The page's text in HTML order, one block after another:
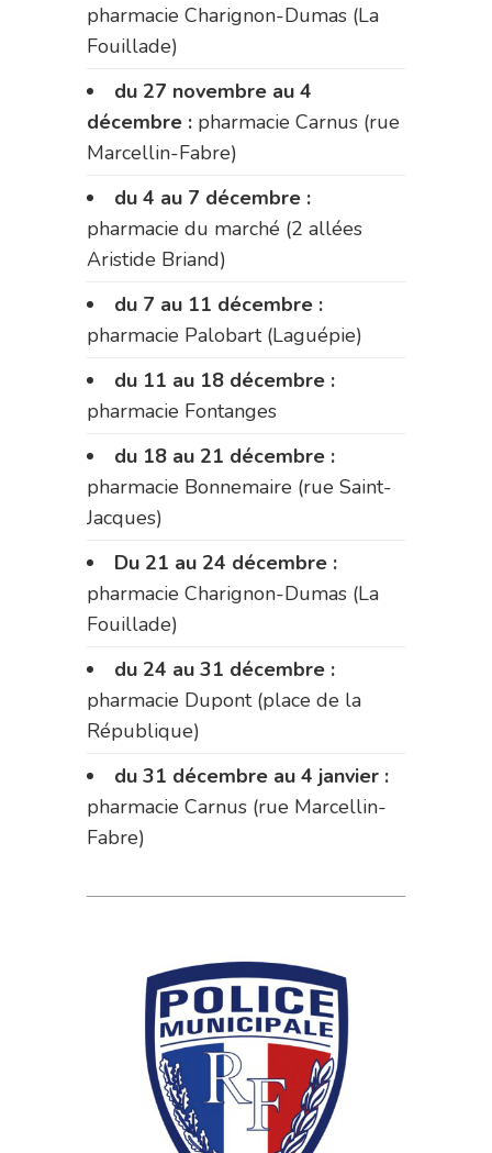
pharmacie Charignon-Dumas (La
Fouillade)
du 27 novembre au 4
décembre : pharmacie Carnus (rue
Marcellin-Fabre)
du 4 au 7 décembre :
pharmacie du marché (2 allées
Aristide Briand)
du 7 au 11 décembre :
pharmacie Palobart (Laguépie)
du 11 au 18 décembre :
pharmacie Fontanges
du 18 au 21 décembre :
pharmacie Bonnemaire (rue Saint-
Jacques)
Du 21 au 24 décembre :
pharmacie Charignon-Dumas (La
Fouillade)
du 24 au 31 décembre :
pharmacie Dupont (place de la
République)
du 31 décembre au 4 janvier :
pharmacie Carnus (rue Marcellin-
Fabre)